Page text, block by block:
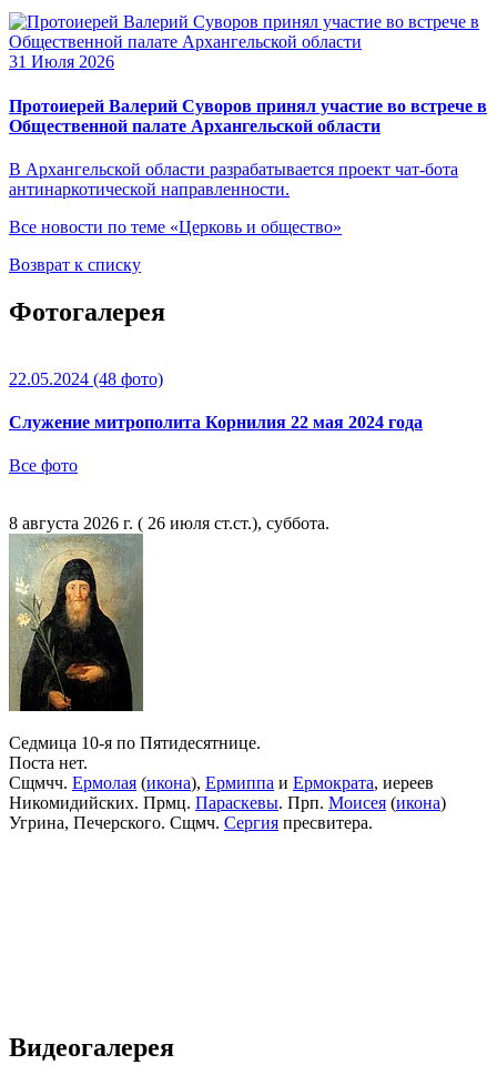
31 Июля 2026
Протоиерей Валерий Суворов принял участие во встрече в
Общественной палате Архангельской области
В Архангельской области разрабатывается проект чат-бота
антинаркотической направленности.
Все новости по теме «Церковь и общество»
Возврат к списку
Фотогалерея
22.05.2024 (48 фото)
Служение митрополита Корнилия 22 мая 2024 года
Все фото
8 августа 2026 г. ( 26 июля ст.ст.), суббота.
Седмица 10-я по Пятидесятнице.
Поста нет.
Сщмчч. Ермолая (икона), Ермиппа и Ермократа, иереев
Никомидийских. Прмц. Параскевы. Прп. Моисея (икона)
Угрина, Печерского. Сщмч. Сергия пресвитера.
Видеогалерея